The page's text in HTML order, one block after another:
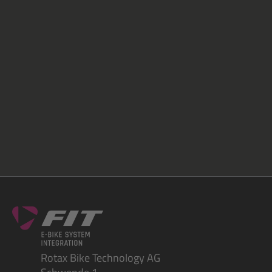
Rotax Bike Technology AG